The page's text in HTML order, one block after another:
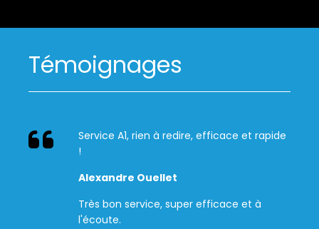
Témoignages
Service A1, rien à redire, efficace et rapide
!
Alexandre Ouellet
Très bon service, super efficace et à
l'écoute.